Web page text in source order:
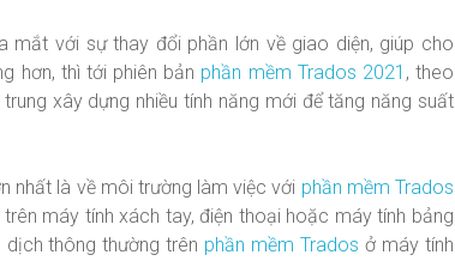
mắt với sự thay đổi phần lớn về giao diện, giúp cho
hơn, thì tới phiên bản phần mềm Trados 2021 , theo
xây dựng nhiều tính năng mới để tăng năng suất
nhất là về môi trường làm việc với phần mềm Trados
máy tính xách tay, điện thoại hoặc máy tính bảng
thông thường trên phần mềm Trados ở máy tính